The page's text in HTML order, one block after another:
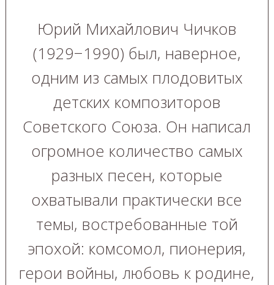
Юрий Михайлович Чичков
(1929−1990) был, наверное,
одним из самых плодовитых
детских композиторов
Советского Союза. Он написал
огромное количество самых
разных песен, которые
охватывали практически все
темы, востребованные той
эпохой: комсомол, пионерия,
герои войны, любовь к родине,